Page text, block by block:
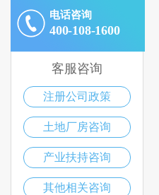
电话咨询
400-108-1600
客服咨询
注册公司政策
土地厂房咨询
产业扶持咨询
其他相关咨询